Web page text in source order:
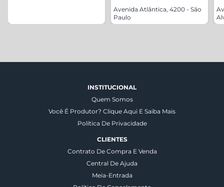
Avenida Atlântica, 4200 - São
Paulo
INSTITUCIONAL
Quem Somos
Você É Produtor? Clique Aqui E Saiba Mais
Política De Privacidade
CLIENTES
Contrato De Compra E Venda
Central De Ajuda
Meia-Entrada